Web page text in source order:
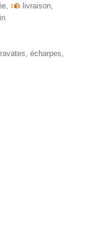
, livraison,
écharpes,